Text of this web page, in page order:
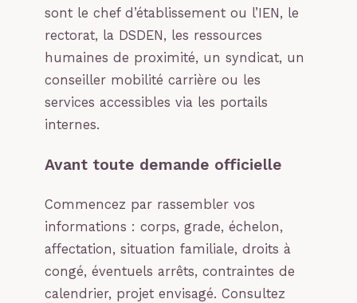
sont le chef d’établissement ou l’IEN, le
rectorat, la DSDEN, les ressources
humaines de proximité, un syndicat, un
conseiller mobilité carrière ou les
services accessibles via les portails
internes.
Avant toute demande officielle
Commencez par rassembler vos
informations : corps, grade, échelon,
affectation, situation familiale, droits à
congé, éventuels arrêts, contraintes de
calendrier, projet envisagé. Consultez